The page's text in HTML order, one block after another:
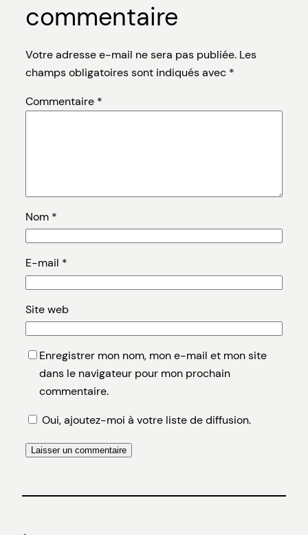
commentaire
Votre adresse e-mail ne sera pas publiée. Les
champs obligatoires sont indiqués avec *
Commentaire *
Nom *
E-mail *
Site web
Enregistrer mon nom, mon e-mail et mon site
dans le navigateur pour mon prochain
commentaire.
Oui, ajoutez-moi à votre liste de diffusion.